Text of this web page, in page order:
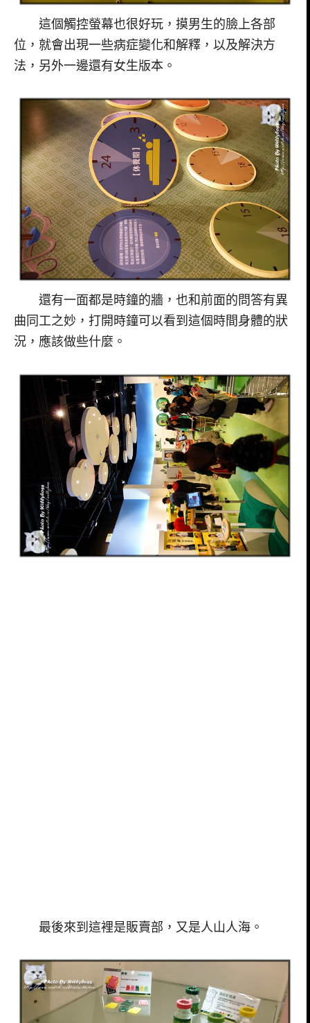
這個觸控螢幕也很好玩，摸男生的臉上各部
位，就會出現一些病症變化和解釋，以及解決方
法，另外一邊還有女生版本。
還有一面都是時鐘的牆，也和前面的問答有異
曲同工之妙，打開時鐘可以看到這個時間身體的狀
況，應該做些什麼。
最後來到這裡是販賣部，又是人山人海。